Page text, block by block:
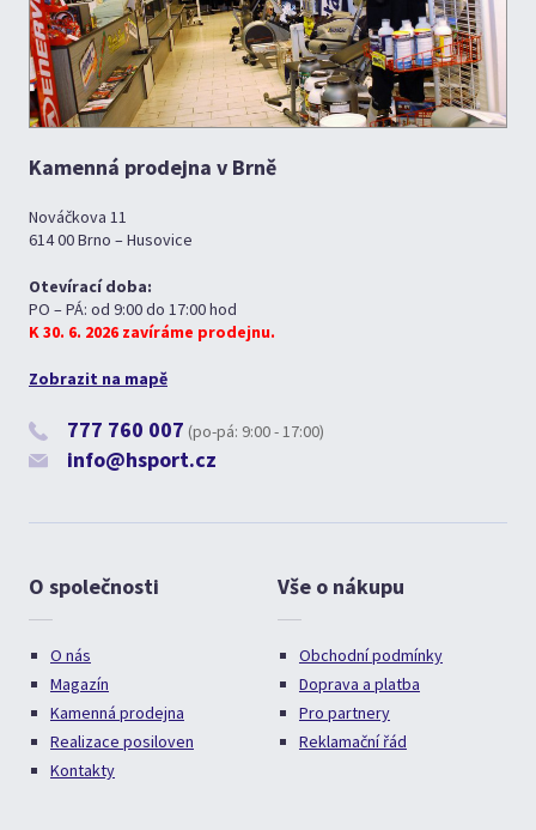
Kamenná prodejna v Brně
Nováčkova 11
614 00 Brno – Husovice
Otevírací doba:
PO – PÁ: od 9:00 do 17:00 hod
K 30. 6. 2026 zavíráme prodejnu.
Zobrazit na mapě
777 760 007 (po-pá: 9:00 - 17:00)
info@hsport.cz
O společnosti
O nás
Magazín
Kamenná prodejna
Realizace posiloven
Kontakty
Vše o nákupu
Obchodní podmínky
Doprava a platba
Pro partnery
Reklamační řád